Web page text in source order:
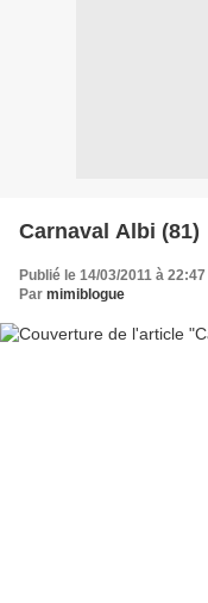
Carnaval Albi (81)
Publié le 14/03/2011 à 22:47
Par mimiblogue